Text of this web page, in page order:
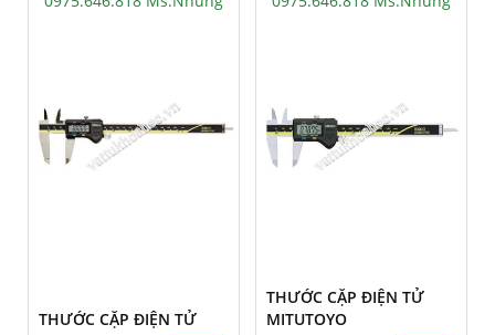
THƯỚC CẶP ĐIỆN TỬ
THƯỚC CẶP ĐIỆN TỬ
MITUTOYO